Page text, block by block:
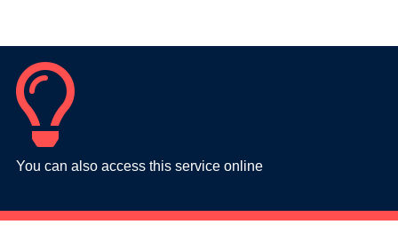
You can also access this service online